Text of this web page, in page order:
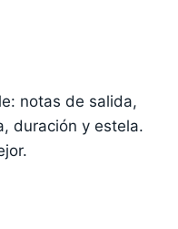
notas de salida,
duración y estela.